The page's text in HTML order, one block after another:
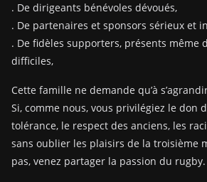
. De dirigeants bénévoles dévoués,
. De partenaires et sponsors sérieux et
. De fidèles supporters, présents même
difficiles,
Cette famille ne demande qu’à
Si, comme nous, vous privilégiez le don
tolérance, le respect des anciens, les
sans oublier les plaisirs de la troisième
pas, venez partager la passion du rugby.